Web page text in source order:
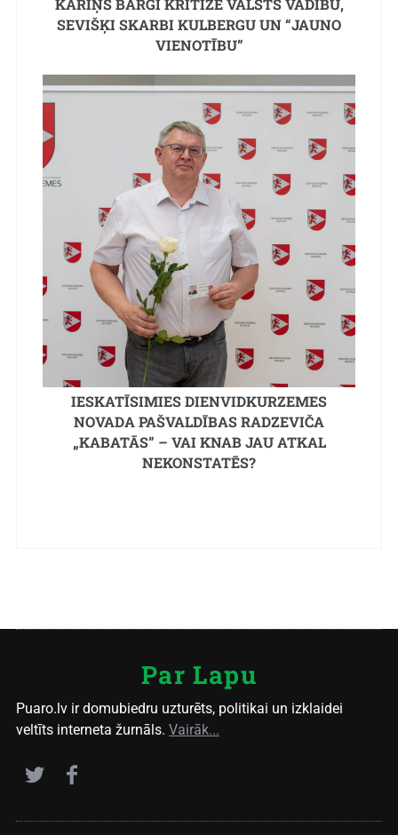
KARIŅŠ BARGI KRITIZĒ VALSTS VADĪBU,
SEVIŠĶI SKARBI KULBERGU UN “JAUNO
VIENOTĪBU”
IESKATĪSIMIES DIENVIDKURZEMES
NOVADA PAŠVALDĪBAS RADZEVIČA
„KABATĀS” – VAI KNAB JAU ATKAL
NEKONSTATĒS?
Par Lapu
Puaro.lv ir domubiedru uzturēts, politikai un izklaidei
veltīts interneta žurnāls. Vairāk...